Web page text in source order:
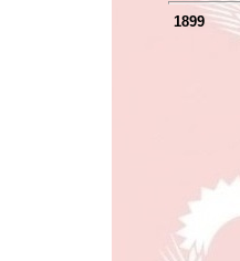
1899